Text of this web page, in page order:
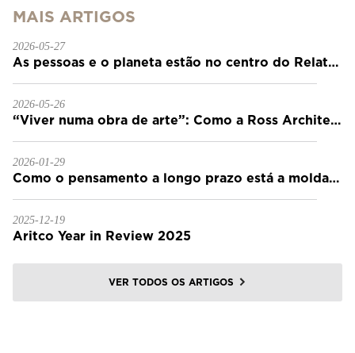
MAIS ARTIGOS
2026-05-27
As pessoas e o planeta estão no centro do Relatório de Sustentabilidade 2025 da Aritco
2026-05-26
“Viver numa obra de arte”: Como a Ross Architecture constrói casas que duram para sempre
2026-01-29
Como o pensamento a longo prazo está a moldar as casas em 2026
2025-12-19
Aritco Year in Review 2025
VER TODOS OS ARTIGOS